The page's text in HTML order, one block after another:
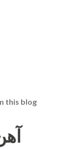
this blog